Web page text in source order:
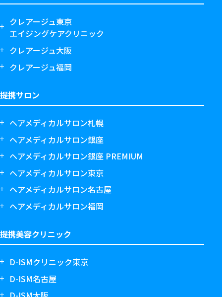
クレアージュ東京
エイジングケアクリニック
クレアージュ大阪
クレアージュ福岡
提携サロン
ヘアメディカルサロン札幌
ヘアメディカルサロン銀座
ヘアメディカルサロン銀座 PREMIUM
ヘアメディカルサロン東京
ヘアメディカルサロン名古屋
ヘアメディカルサロン福岡
提携美容クリニック
D-ISMクリニック東京
D-ISM名古屋